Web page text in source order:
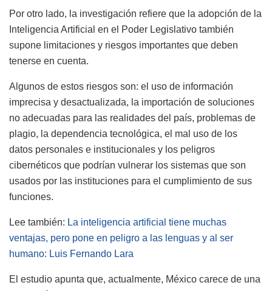
Por otro lado, la investigación refiere que la adopción de la
Inteligencia Artificial en el Poder Legislativo también
supone limitaciones y riesgos importantes que deben
tenerse en cuenta.
Algunos de estos riesgos son: el uso de información
imprecisa y desactualizada, la importación de soluciones
no adecuadas para las realidades del país, problemas de
plagio, la dependencia tecnológica, el mal uso de los
datos personales e institucionales y los peligros
cibernéticos que podrían vulnerar los sistemas que son
usados por las instituciones para el cumplimiento de sus
funciones.
Lee también: La inteligencia artificial tiene muchas
ventajas, pero pone en peligro a las lenguas y al ser
humano: Luis Fernando Lara
El estudio apunta que, actualmente, México carece de una